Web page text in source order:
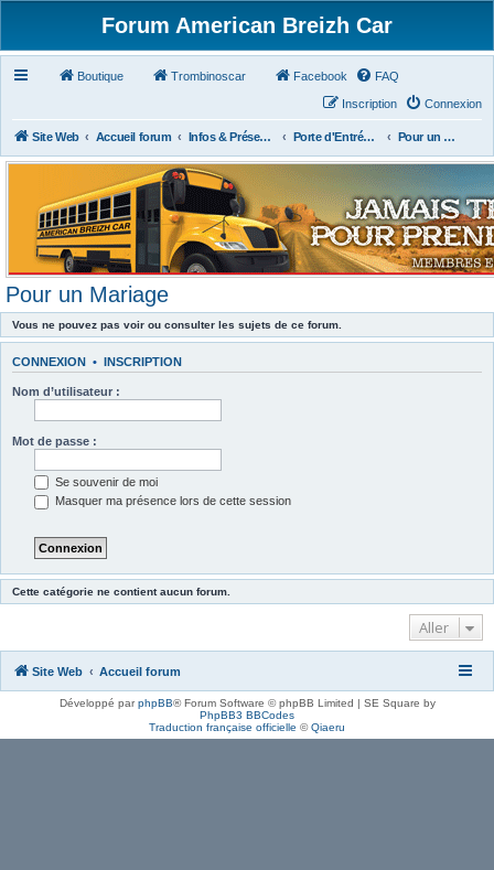
Forum American Breizh Car
Boutique Trombinoscar Facebook FAQ
Connexion
Inscription
Site Web Accueil forum Infos & Présentations Porte d'Entrée du Forum Pour un Mariage
Pour un Mariage
Vous ne pouvez pas voir ou consulter les sujets de ce forum.
CONNEXION • INSCRIPTION
Nom d’utilisateur :
Mot de passe :
Se souvenir de moi
Masquer ma présence lors de cette session
Cette catégorie ne contient aucun forum.
Aller
Site Web Accueil forum
Développé parphpBB® Forum Software © phpBB Limited | SE Square by
PhpBB3 BBCodes
Traduction française officielle ©Qiaeru